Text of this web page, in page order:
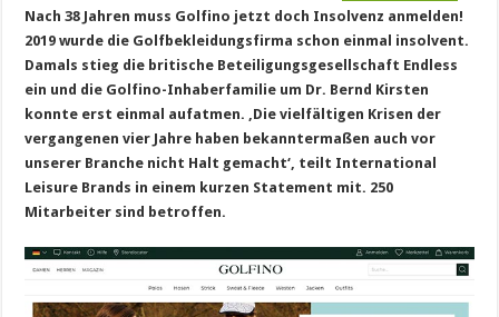
Nach 38 Jahren muss Golfino jetzt doch Insolvenz anmelden!
2019 wurde die Golfbekleidungsfirma schon einmal insolvent.
Damals stieg die britische Beteiligungsgesellschaft Endless
ein und die Golfino-Inhaberfamilie um Dr. Bernd Kirsten
konnte erst einmal aufatmen. ‚Die vielfältigen Krisen der
vergangenen vier Jahre haben bekanntermaßen auch vor
unserer Branche nicht Halt gemacht‘, teilt International
Leisure Brands in einem kurzen Statement mit. 250
Mitarbeiter sind betroffen.